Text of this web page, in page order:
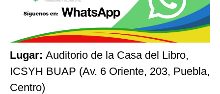
Lugar: Auditorio de la Casa del Libro,
ICSYH BUAP (Av. 6 Oriente, 203, Puebla,
Centro)